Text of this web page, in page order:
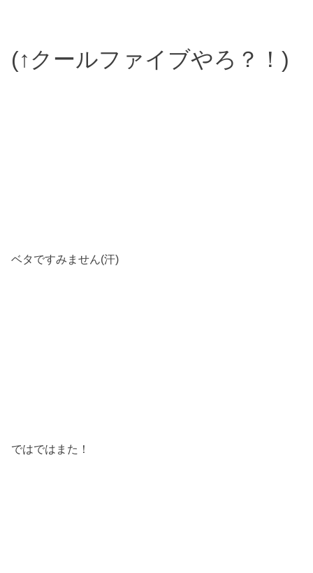
(↑クールファイブやろ？！)
ベタですみません(汗)
ではではまた！